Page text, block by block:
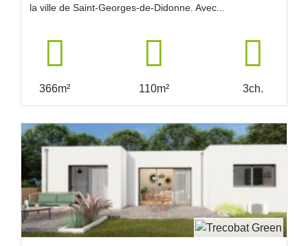
la ville de Saint-Georges-de-Didonne. Avec...
366m² 110m² 3ch.